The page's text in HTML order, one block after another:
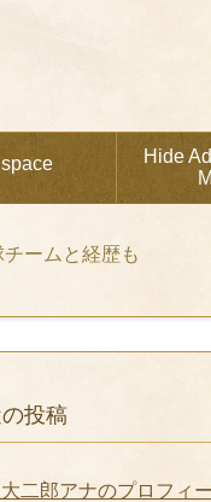
Hide
ームと経歴も
投稿
二郎アナのプロフィ